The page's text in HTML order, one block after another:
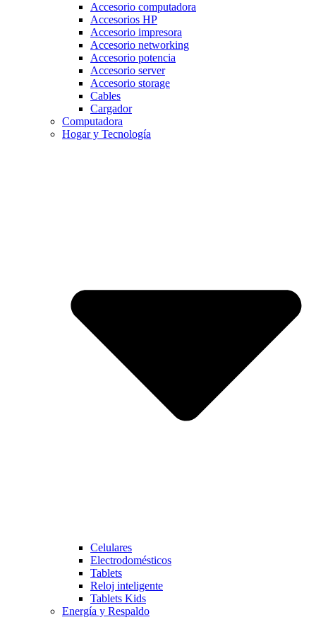
Accesorio computadora
Accesorios HP
Accesorio impresora
Accesorio networking
Accesorio potencia
Accesorio server
Accesorio storage
Cables
Cargador
Computadora
Hogar y Tecnología
Celulares
Electrodomésticos
Tablets
Reloj inteligente
Tablets Kids
Energía y Respaldo